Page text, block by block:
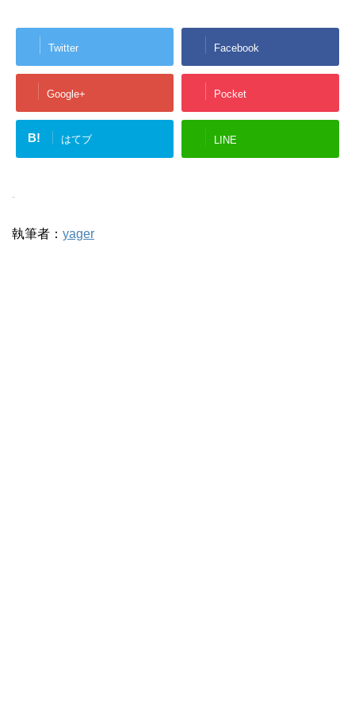
Twitter Facebook
Google+ Pocket
B! はてブ LINE
-
執筆者： yager